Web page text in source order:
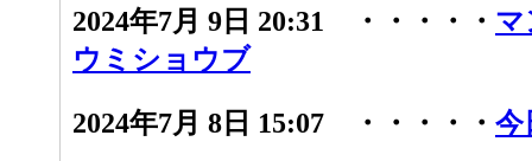
2024年7月 9日 20:31 ・・・・・ マ
ウミショウブ
2024年7月 8日 15:07 ・・・・・ 今